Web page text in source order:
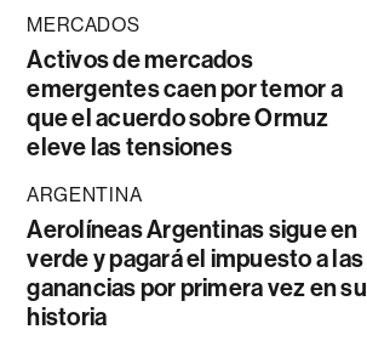
MERCADOS
Activos de mercados
emergentes caen por temor a
que el acuerdo sobre Ormuz
eleve las tensiones
ARGENTINA
Aerolíneas Argentinas sigue en
verde y pagará el impuesto a las
ganancias por primera vez en su
historia